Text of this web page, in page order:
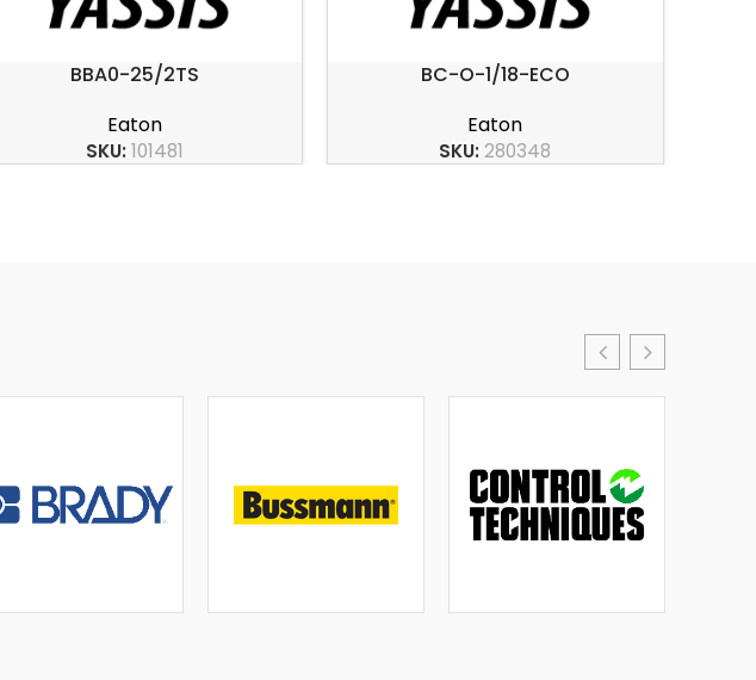
BBA0-25/2TS
Eaton
SKU:101481
BC-O-1/18-ECO
Eaton
SKU:280348